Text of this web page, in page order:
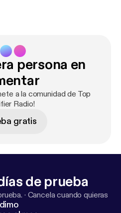
persona en
a la comunidad de Top
Radio!
gratis
de prueba
· Cancela cuando quieras